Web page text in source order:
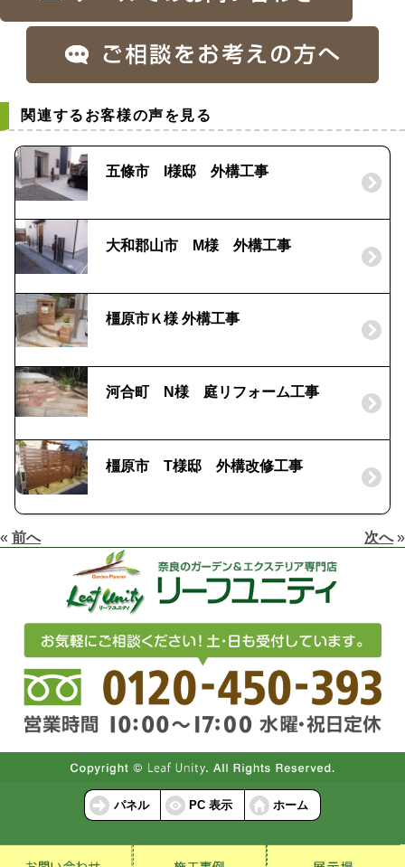
関連するお客様の声を見る
五條市 I様邸 外構工事
大和郡山市 M様 外構工事
橿原市Ｋ様 外構工事
河合町 N様 庭リフォーム工事
橿原市 T様邸 外構改修工事
« 前へ 次へ»
パネル PC 表示 ホーム